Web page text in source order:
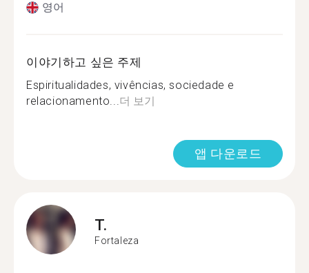
영어
이야기하고 싶은 주제
Espiritualidades, vivências, sociedade e
relacionamento...더 보기
앱 다운로드
T.
Fortaleza